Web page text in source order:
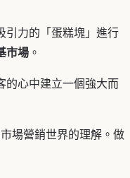
引力的「蛋糕塊」進行
市場 。
的心中建立一個強大而
場營銷世界的理解。做